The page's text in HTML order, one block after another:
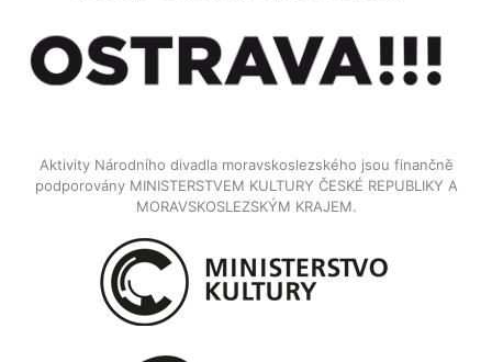
Aktivity Národního divadla moravskoslezského jsou finančně
podporovány MINISTERSTVEM KULTURY ČESKÉ REPUBLIKY A
MORAVSKOSLEZSKÝM KRAJEM.